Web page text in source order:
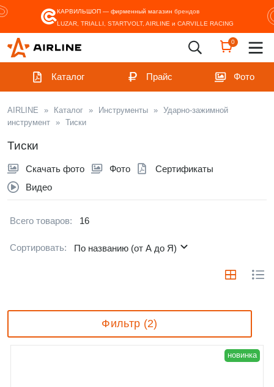
КАРВИЛЬШОП — фирменный магазин брендов
LUZAR, TRIALLI, STARTVOLT, AIRLINE и CARVILLE RACING
0
Каталог Прайс Фото
AIRLINE » Каталог » Инструменты » Ударно-зажимной
инструмент » Тиски
Тиски
Скачать фото Фото
Сертификаты
Видео
Всего товаров: 16
Сортировать: По названию (от А до Я)
Фильтр (2)
новинка